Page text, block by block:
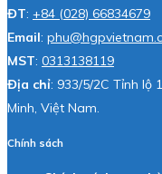
ĐT: +84 (028) 66834679
Email:
MST: 0313138119
Địa chỉ: 933/5/2C Tỉnh lộ
Minh, Việt Nam.
Chính sách